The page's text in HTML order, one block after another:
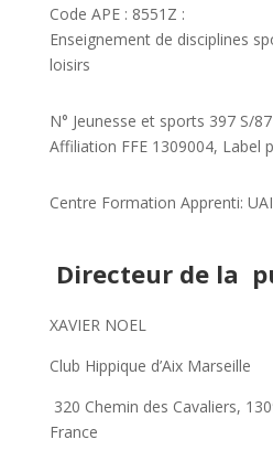
Code APE : 8551Z :
Enseignement de disciplines
loisirs
N° Jeunesse et sports 397 S/87
Affiliation FFE 1309004, Label
Centre Formation Apprenti:
Directeur de la
XAVIER NOEL
Club Hippique d’Aix Marseille
320 Chemin des Cavaliers,
France